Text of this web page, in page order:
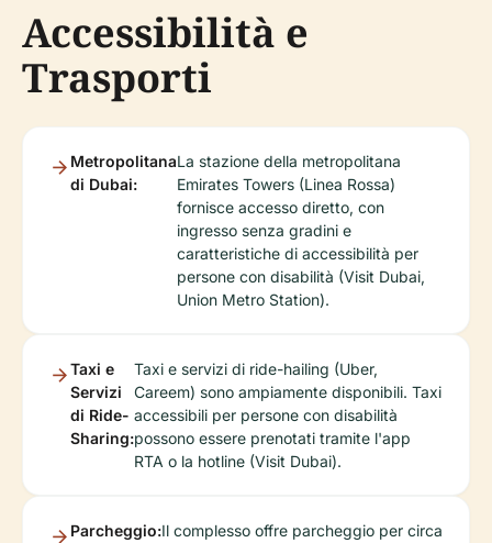
Accessibilità e
Trasporti
Metropolitana
di Dubai:
La stazione della metropolitana
Emirates Towers (Linea Rossa)
fornisce accesso diretto, con
ingresso senza gradini e
caratteristiche di accessibilità per
persone con disabilità (Visit Dubai,
Union Metro Station).
Taxi e
Servizi
di Ride-
Sharing:
Taxi e servizi di ride-hailing (Uber,
Careem) sono ampiamente disponibili. Taxi
accessibili per persone con disabilità
possono essere prenotati tramite l'app
RTA o la hotline (Visit Dubai).
Parcheggio:Il complesso offre parcheggio per circa